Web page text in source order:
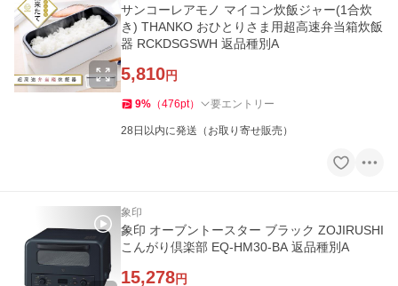
サンコーレアモノ マイコン炊飯ジャー(1合炊
き) THANKO おひとりさま用超高速弁当箱炊飯
器 RCKDSGSWH 返品種別A
5,810円
9% （476pt） 要エントリー
28日以内に発送（お取り寄せ販売）
象印
象印 オーブントースター ブラック ZOJIRUSHI
こんがり倶楽部 EQ-HM30-BA 返品種別A
15,278円